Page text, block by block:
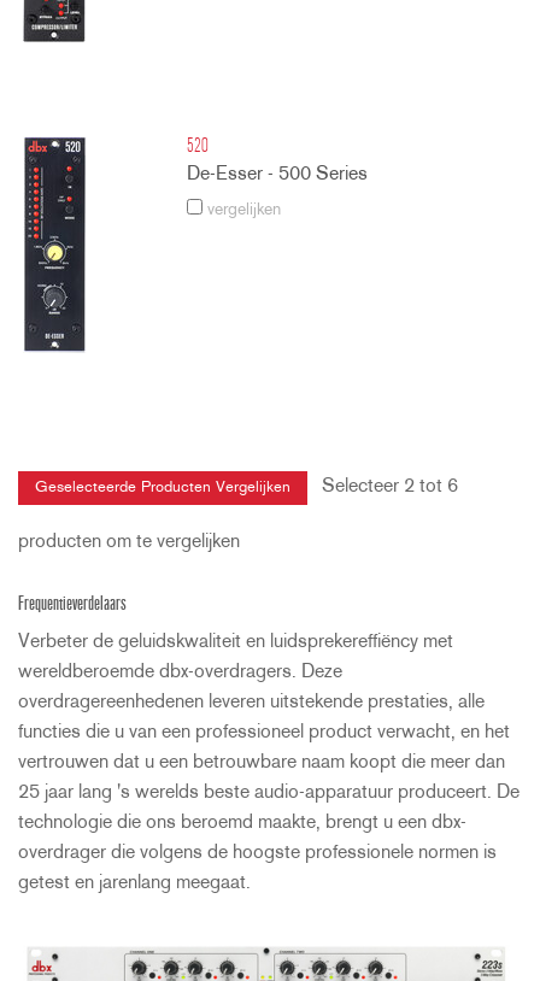
520
De-Esser - 500 Series
vergelijken
Selecteer 2 tot 6
producten om te vergelijken
Frequentieverdelaars
Verbeter de geluidskwaliteit en luidsprekereffiëncy met
wereldberoemde dbx-overdragers. Deze
overdragereenhedenen leveren uitstekende prestaties, alle
functies die u van een professioneel product verwacht, en het
vertrouwen dat u een betrouwbare naam koopt die meer dan
25 jaar lang 's werelds beste audio-apparatuur produceert. De
technologie die ons beroemd maakte, brengt u een dbx-
overdrager die volgens de hoogste professionele normen is
getest en jarenlang meegaat.